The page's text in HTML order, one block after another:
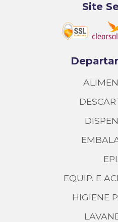
Site
EQUIP. E
HIGIENE